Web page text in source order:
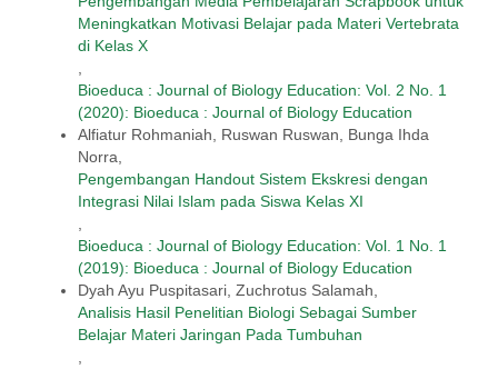
Meningkatkan Motivasi Belajar pada Materi Vertebrata
di Kelas X
Bioeduca : Journal of Biology Education: Vol. 2 No. 1
(2020): Bioeduca : Journal of Biology Education
Alfiatur Rohmaniah, Ruswan Ruswan, Bunga Ihda
Norra,
Pengembangan Handout Sistem Ekskresi dengan
Integrasi Nilai Islam pada Siswa Kelas XI
Bioeduca : Journal of Biology Education: Vol. 1 No. 1
(2019): Bioeduca : Journal of Biology Education
Dyah Ayu Puspitasari, Zuchrotus Salamah,
Analisis Hasil Penelitian Biologi Sebagai Sumber
Belajar Materi Jaringan Pada Tumbuhan